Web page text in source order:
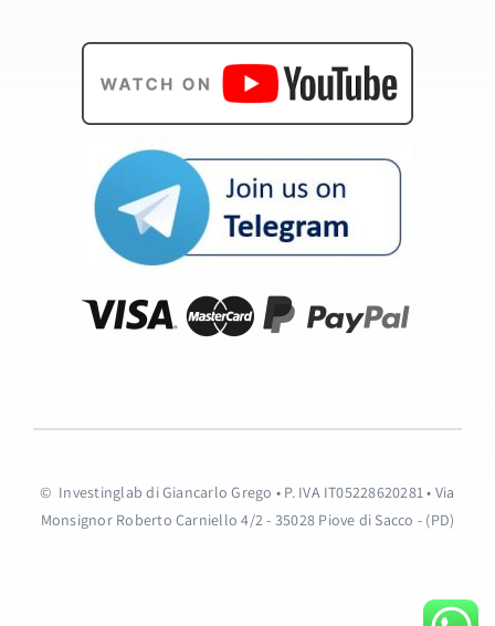
© Investinglab di Giancarlo Grego • P. IVA IT05228620281 • Via
Monsignor Roberto Carniello 4/2 - 35028 Piove di Sacco - (PD)